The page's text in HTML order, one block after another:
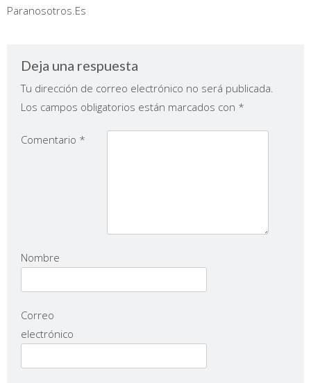
Paranosotros.Es
Deja una respuesta
Tu dirección de correo electrónico no será publicada.
Los campos obligatorios están marcados con *
Comentario *
Nombre
Correo
electrónico